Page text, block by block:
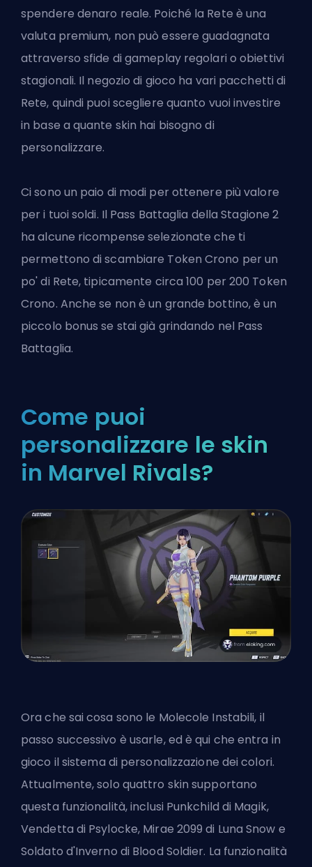
spendere denaro reale. Poiché la Rete è una
valuta premium, non può essere guadagnata
attraverso sfide di gameplay regolari o obiettivi
stagionali. Il negozio di gioco ha vari pacchetti di
Rete, quindi puoi scegliere quanto vuoi investire
in base a quante skin hai bisogno di
personalizzare.
Ci sono un paio di modi per ottenere più valore
per i tuoi soldi. Il Pass Battaglia della Stagione 2
ha alcune ricompense selezionate che ti
permettono di scambiare Token Crono per un
po' di Rete, tipicamente circa 100 per 200 Token
Crono. Anche se non è un grande bottino, è un
piccolo bonus se stai già grindando nel Pass
Battaglia.
Come puoi
personalizzare le skin
in Marvel Rivals?
Ora che sai cosa sono le Molecole Instabili, il
passo successivo è usarle, ed è qui che entra in
gioco il sistema di personalizzazione dei colori.
Attualmente, solo quattro skin supportano
questa funzionalità, inclusi Punkchild di Magik,
Vendetta di Psylocke, Mirae 2099 di Luna Snow e
Soldato d'Inverno di Blood Soldier. La funzionalità